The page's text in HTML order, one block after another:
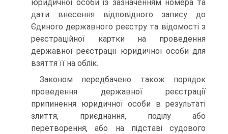
юридичної особи із зазначенням номера та
дати внесення відповідного запису до
Єдиного державного реєстру та відомості з
реєстраційної картки на проведення
державної реєстрації юридичної особи для
взяття її на облік.
Законом передбачено також порядок
проведення дер­жавної реєстрації
припинення юридичної особи в результаті
злиття, приєднання, поділу або
перетворення, або на під­ставі судового